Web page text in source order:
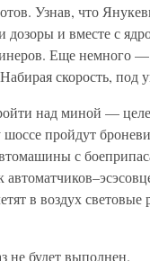
Узнав, что
и вместе с
Еще немного
скорость, под
над миной —
пройдут
с
в воздух световые
не будет выполнен.